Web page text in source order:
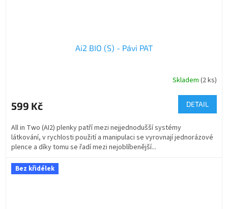
Ai2 BIO (S) - Pávi PAT
Skladem (2 ks)
599 Kč DETAIL
All in Two (AI2) plenky patří mezi nejjednodušší systémy
látkování, v rychlosti použití a manipulaci se vyrovnají jednorázové
plence a díky tomu se řadí mezi nejoblíbenější...
Bez křidélek